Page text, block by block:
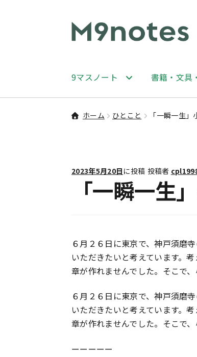
ナ
ビ
シ
ョ
ン
プ
コ
ン
ツ
へ
ス
9マスノート 書籍・文具
ホーム ひとこと 「一瞬一生
2023年5月20日 に投稿 投稿者
「一瞬一生
６月２６日に東京で、神戸須磨
いただきたいと考えています。
章が作れませんでした。そこで
６月２６日に東京で、神戸須磨
いただきたいと考えています。
章が作れませんでした。そこで
ーーーーー